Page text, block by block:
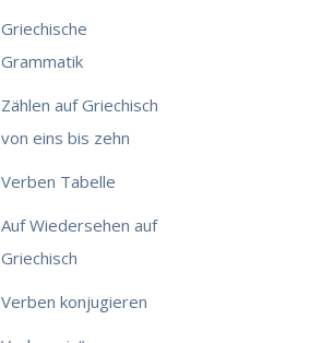
Griechische
Grammatik
Zählen auf Griechisch
von eins bis zehn
Verben Tabelle
Auf Wiedersehen auf
Griechisch
Verben konjugieren